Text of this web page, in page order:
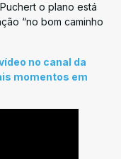
o plano está
“no bom caminho
no canal da
momentos em